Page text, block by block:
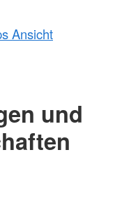
Ansicht
und